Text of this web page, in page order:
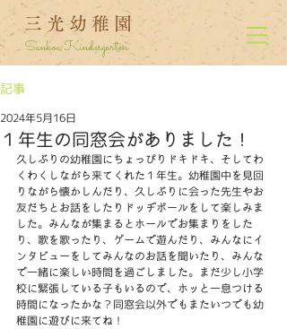
三光幼稚園
Sankou Kindergarten
記事
１年生の同窓会がありました！
2024年5月16日
久しぶりの幼稚園にちょっぴりドキドキ、そしてわ
くわくしながら来てくれた１年生。幼稚園中を見回
りながら懐かしんだり、久しぶりに会った先生やお
友だちとお話をしたりドッヂボールをして楽しみま
した。みんなが集まるとホールでお集まりをした
り、歌を歌ったり、ゲームで遊んだり、みんなにイ
ンタビューをしてみんなのお話を聞いたり、みんな
で一緒に楽しい時間を過ごしました。まだ少し小学
校に緊張している子もいるので、ホッと一息つける
時間になったかな？同窓会以外でもまたいつでも幼
稚園に遊びに来てね！